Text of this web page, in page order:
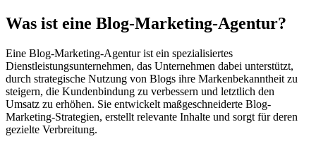
Was ist eine Blog-Marketing-Agentur?
Eine Blog-Marketing-Agentur ist ein spezialisiertes
Dienstleistungsunternehmen, das Unternehmen dabei unterstützt,
durch strategische Nutzung von Blogs ihre Markenbekanntheit zu
steigern, die Kundenbindung zu verbessern und letztlich den
Umsatz zu erhöhen. Sie entwickelt maßgeschneiderte Blog-
Marketing-Strategien, erstellt relevante Inhalte und sorgt für deren
gezielte Verbreitung.